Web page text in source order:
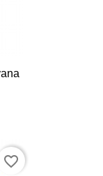
favorite_border